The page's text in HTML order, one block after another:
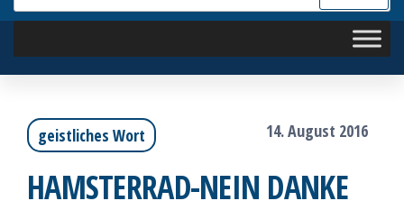
geistliches Wort 14. August 2016
HAMSTERRAD-NEIN DANKE